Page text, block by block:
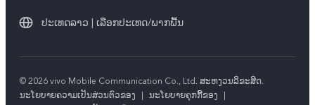
ປະເທດລາວ | ເລືອກປະເທດ/ພາກພື້ນ
© 2026 vivo Mobile Communication Co., Ltd. ສະຫງວນ​ລິ​ຂະ​ສິດ.
​ນະ​ໂຍ​ບາຍ​ຄວາມ​ເປັນ​ສ່ວນ​ຕົວ​ຂອງ
| ນະໂຍບາຍຄຸກກີ້ຂອງ
|